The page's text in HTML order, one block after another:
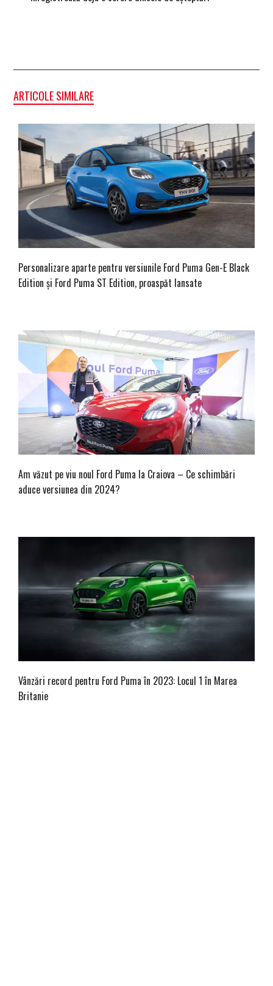
ARTICOLE SIMILARE
Personalizare aparte pentru versiunile Ford Puma Gen-E Black
Edition și Ford Puma ST Edition, proaspăt lansate
Am văzut pe viu noul Ford Puma la Craiova – Ce schimbări
aduce versiunea din 2024?
Vânzări record pentru Ford Puma în 2023: Locul 1 în Marea
Britanie